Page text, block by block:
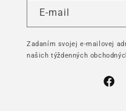
E-mail
Zadaním svojej e-mailovej
našich týždenných